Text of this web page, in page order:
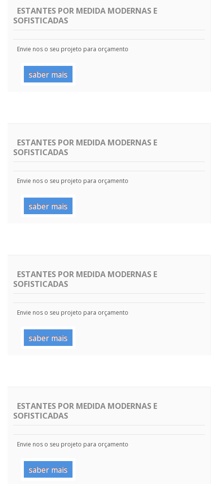
ESTANTES POR MEDIDA MODERNAS E
SOFISTICADAS
Envie nos o seu projeto para orçamento
saber mais
ESTANTES POR MEDIDA MODERNAS E
SOFISTICADAS
Envie nos o seu projeto para orçamento
saber mais
ESTANTES POR MEDIDA MODERNAS E
SOFISTICADAS
Envie nos o seu projeto para orçamento
saber mais
ESTANTES POR MEDIDA MODERNAS E
SOFISTICADAS
Envie nos o seu projeto para orçamento
saber mais